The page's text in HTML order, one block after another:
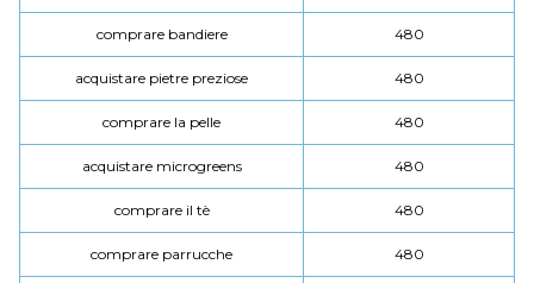
comprare bandiere 480
acquistare pietre preziose 480
comprare la pelle 480
acquistare microgreens 480
comprare il tè 480
comprare parrucche 480